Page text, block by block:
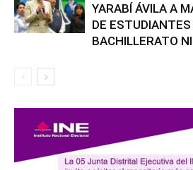
YARABÍ ÁVILA A
DE ESTUDIANTES
BACHILLERATO